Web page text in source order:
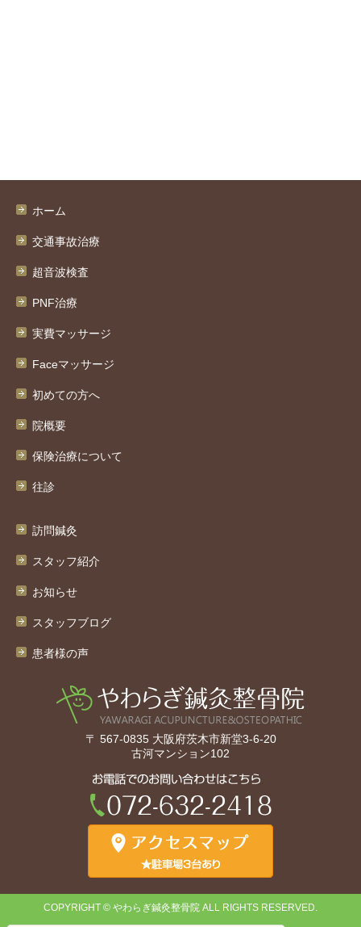
ホーム
交通事故治療
超音波検査
PNF治療
実費マッサージ
Faceマッサージ
初めての方へ
院概要
保険治療について
往診
訪問鍼灸
スタッフ紹介
お知らせ
スタッフブログ
患者様の声
〒 567-0835 大阪府茨木市新堂3-6-20
古河マンション102
COPYRIGHT © やわらぎ鍼灸整骨院 ALL RIGHTS RESERVED.